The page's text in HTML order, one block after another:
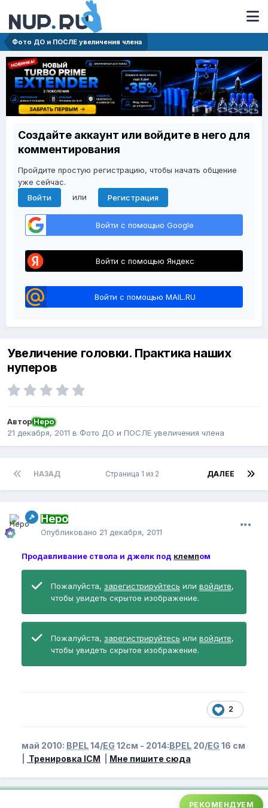
Фото ДО и ПОСЛЕ увеличения члена
Создайте аккаунт или войдите в него для
комментирования
Пройдите простую регистрацию, чтобы начать общение
уже сейчас.
Войти
или Регистрация
Войти с помощью Google
Войти с помощью Яндекс
Войти с помощью MAIL.RU
Увеличение головки. Практика наших
нуперов
АвторНеро
21 декабря, 2011 в Фото ДО и ПОСЛЕ увеличения члена
НАЗАД ДАЛЕЕ
Страница 1 из 2
Неро
Опубликовано 21 декабря, 2011
Продавливание ствола и джелк под клемпом
Пожалуйста, зарегистрируйтесь или войдите,
чтобы увидеть скрытое изображение.
Пожалуйста, зарегистрируйтесь или войдите,
чтобы увидеть скрытое изображение.
2
май 2010: BPEL14/EG 12см - 2014:BPEL 20/EG 16 см
Тренировка ICM Мне пишите сюда
РЕКОМЕНДУЕМ